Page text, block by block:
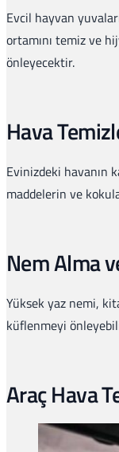
Evcil hayvan
ortamını temiz ve
önleyecektir.
Hava
Evinizdeki havanın
maddelerin ve
Nem Alma
Yüksek yaz nemi,
küflenmeyi
Araç Hava